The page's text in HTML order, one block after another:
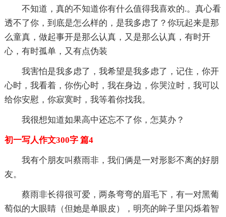
不知道，真的不知道你有什么值得我喜欢的.。真心看
透不了你，到底是怎么样的，是我多虑了？你玩起来是那
么童真，做起事开是那么认真，又是那么认真，有时开
心，有时孤单，又有点伪装
我害怕是我多虑了，我希望是我多虑了，记住，你开
心时，我看着，你伤心时，我在身边，你哭泣时，我可以
给你安慰，你寂寞时，我等着你找我。
我很想知道如果高中还忘不了你，怎莫办？
初一写人作文300字 篇4
我有个朋友叫蔡雨非，我们俩是一对形影不离的好朋
友。
蔡雨非长得很可爱，两条弯弯的眉毛下，有一对黑葡
萄似的大眼睛（但她是单眼皮），明亮的眸子里闪烁着智